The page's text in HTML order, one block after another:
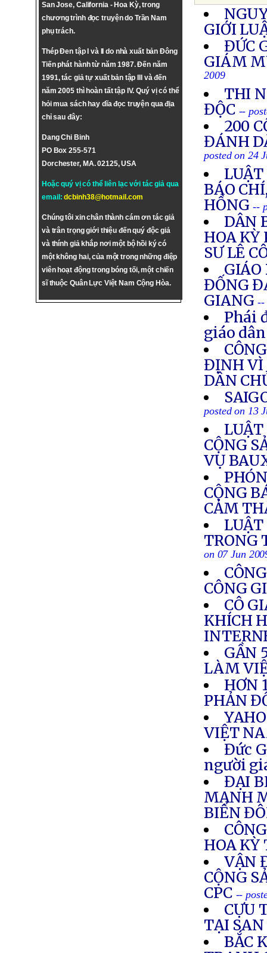
San Jose, California - Hoa Kỳ, trong
chương trình đọc truyện do Trần Nam
phụ trách.
Thép Đen tập I và II do nhà xuất bản Đông
Tiến phát hành từ năm 1987. Đến năm
1991, tác giả tự xuất bản tập III và đến
năm 2005 thì hoàn tất tập IV. Quý vị có thể
hỏi mua sách hay dĩa đọc truyện qua địa
chỉ sau đây:
Dang Chi Binh
PO Box 255-571
Dorchester, MA. 02125, USA
Hoặc quý vị có thể liên lạc với tác giả qua
email:dcbinh38@hotmail.com
Chúng tôi xin chân thành cám ơn tác giả
và trân trọng giới thiệu đến quý độc giả
và thính giả khắp nơi một bộ hồi ký có
một không hai, của một trong những điệp
viên hoạt động trong bóng tối, một chiến
sĩ thuộc Quân Lực Việt Nam Cộng Hòa.
GIỚI
ĐỨC
GIÁM
2009
THI
ĐỘC --
200
ĐÁNH
posted on 24
BÁO
HỒNG --
DÂN
HOA KỲ
SƯ LÊ
GIÁO
ĐỐNG
GIANG --
Phái
giáo
ĐỊNH VÌ
DÂN
posted on 13
CỘNG
VỤ
CỘNG
CẢM
TRONG
on 07 Jun
CÔNG
CÔ
KHÍCH
GẦN
LÀM
HƠN
PHẢN
VIỆT
Đức
người
ĐẠI
MẠNH
BIỂN
HOA
VẬN
CỘNG
CPC --
CỰU
TẠI SAN
BẮC